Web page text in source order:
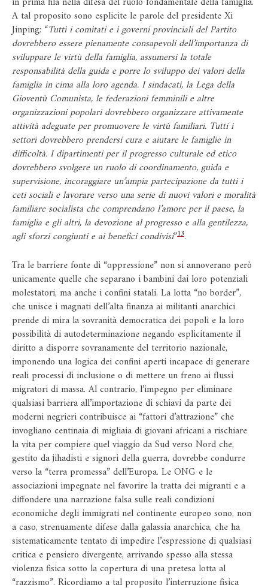
A tal proposito sono esplicite le parole del presidente Xi
Jinping: “Tutti i comitati e i governi provinciali del Partito
dovrebbero essere pienamente consapevoli dell’importanza di
sviluppare le virtù della famiglia, assumersi la totale
responsabilità della guida e porre lo sviluppo dei valori della
famiglia in cima alla loro agenda. I sindacati, la Lega della
Gioventù Comunista, le federazioni femminili e altre
organizzazioni popolari dovrebbero organizzare attivamente
attività adeguate per promuovere le virtù familiari. Tutti i
settori dovrebbero prendersi cura e aiutare le famiglie in
difficoltà. I dipartimenti per il progresso culturale ed etico
dovrebbero svolgere un ruolo di coordinamento, guida e
supervisione, incoraggiare un’ampia partecipazione da tutti i
ceti sociali e lavorare verso una serie di nuovi valori e moralità
familiare socialista che comprendano l’amore per il paese, la
famiglia e gli altri, la devozione al progresso e alla gentilezza,
agli sforzi congiunti e ai benefici condivisi”13.
Tra le barriere fonte di “oppressione” non si annoverano però
unicamente quelle che separano i bambini dai loro potenziali
molestatori, ma anche i confini statali. La lotta “no border”,
che unisce i magnati dell’alta finanza ai militanti anarchici
prende di mira la sovranità democratica dei popoli e la loro
possibilità di autodeterminazione negando esplicitamente il
diritto a disporre sovranamente del territorio nazionale,
imponendo una logica dei confini aperti incapace di generare
reali processi di inclusione o di mettere un freno ai flussi
migratori di massa. Al contrario, l’impegno per eliminare
qualsiasi barriera all’importazione di schiavi da parte dei
moderni negrieri contribuisce ai “fattori d’attrazione” che
invogliano centinaia di migliaia di giovani africani a rischiare
la vita per compiere quel viaggio da Sud verso Nord che,
gestito da jihadisti e signori della guerra, dovrebbe condurre
verso la “terra promessa” dell’Europa. Le ONG e le
associazioni impegnate nel favorire la tratta dei migranti e a
diffondere una narrazione falsa sulle reali condizioni
economiche degli immigrati nel continente europeo sono, non
a caso, strenuamente difese dalla galassia anarchica, che ha
sistematicamente tentato di impedire l’espressione di qualsiasi
critica e pensiero divergente, arrivando spesso alla stessa
violenza fisica sotto la copertura di una pretesa lotta al
“razzismo”. Ricordiamo a tal proposito l’interruzione fisica